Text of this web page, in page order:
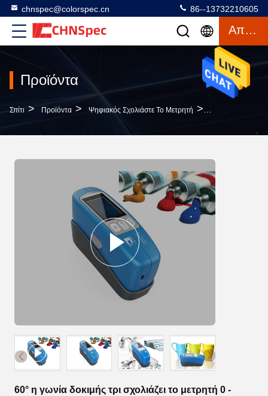
chnspec@colorspec.cn 86--13732210605
Απόσπασμα
Προϊόντα
Σπίτι > Προϊόντα > Ψηφιακός Σχολιάστε Το Μετρητή >
60° η γωνία δοκιμής τρι σχολιάζει το μετρητή 0 -